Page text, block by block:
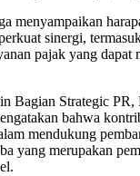
menyampaikan
sinergi,
pajak yang dapat
Bagian Strategic
bahwa
mendukung
yang merupakan